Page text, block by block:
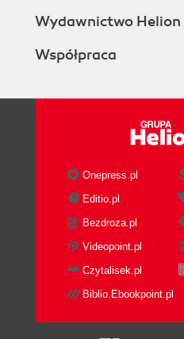
Wydawnictwo Helion
Współpraca
Onepress.pl
Editio.pl
Bezdroza.pl
Videopoint.pl
Czytalisek.pl
Biblio.Ebookpoint.pl